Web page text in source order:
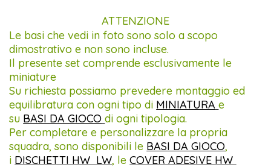
ATTENZIONE
Le basi che vedi in foto sono solo a scopo
dimostrativo e non sono incluse.
Il presente set comprende esclusivamente le
miniature
Su richiesta possiamo prevedere montaggio ed
equilibratura con ogni tipo di MINIATURA e
su BASI DA GIOCO di ogni tipologia.
Per completare e personalizzare la propria
squadra, sono disponibili le BASI DA GIOCO,
i DISCHETTI HW LW, leCOVER ADESIVE HW